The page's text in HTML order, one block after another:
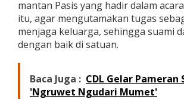
k
B
u
a
h
n
M
mantan Pasis yang hadir dalam
itu, agar mengutamakan tugas
menjaga keluarga, sehingga suami
dengan baik di satuan.
Baca Juga : CDL Gelar Pameran
'Ngruwet Ngudari Mumet'